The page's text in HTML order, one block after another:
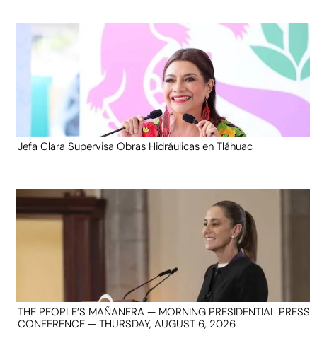
Jefa Clara Supervisa Obras Hidráulicas en Tláhuac
THE PEOPLE’S MAÑANERA — MORNING PRESIDENTIAL PRESS
CONFERENCE — THURSDAY, AUGUST 6, 2026